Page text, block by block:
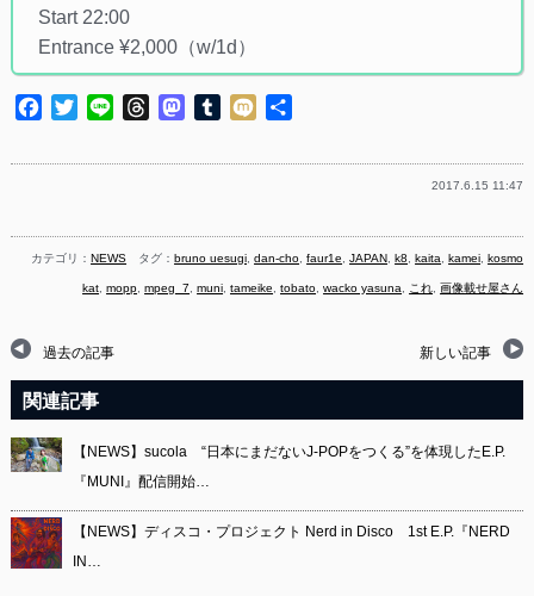
Start 22:00
Entrance ¥2,000（w/1d）
Facebook
TwitterLine ThreadsMastodon
Tumblr
Mixi
2017.6.15 11:47
カテゴリ：NEWS タグ：bruno uesugi ,dan-cho ,faur1e ,JAPAN ,k8 ,kaita ,kamei ,kosmo
kat ,mopp ,mpeg_7 ,muni ,tameike ,tobato ,wacko yasuna これ ,画像載せ屋さん
過去の記事 新しい記事
関連記事
【NEWS】sucola “日本にまだないJ-POPをつくる”を体現したE.P.
『MUNI』配信開始…
【NEWS】ディスコ・プロジェクト Nerd in Disco 1st E.P.『NERD
IN…